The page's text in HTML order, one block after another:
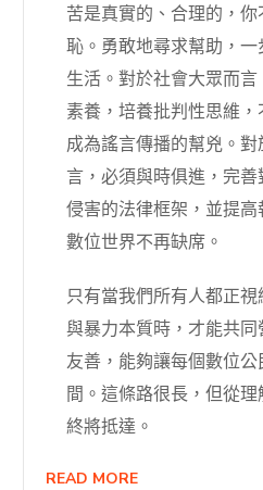
苦是真實的、合理的，
恥。勇敢地尋求幫助，
生活。對於社會大眾而
素養，培養批判性思維
成為謠言傳播的幫兇。
言，必須與時俱進，完
侵害的法律框架，並提
數位世界不再缺席。
只有當我們所有人都正
與暴力本質時，才能共
友善，能夠讓每個數位
間。這條路很長，但從
終將抵達。
READ MORE